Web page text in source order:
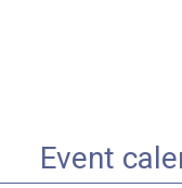
Event